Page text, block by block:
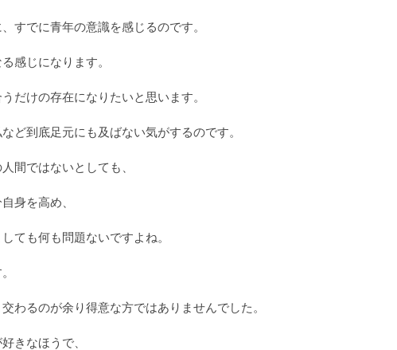
すでに青年の意識を感じるのです。
感じになります。
だけの存在になりたいと思います。
ど到底足元にも及ばない気がするのです。
間ではないとしても、
身を高め、
ても何も問題ないですよね。
わるのが余り得意な方ではありませんでした。
きなほうで、